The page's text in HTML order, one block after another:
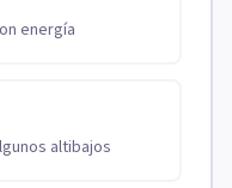
energía
altibajos